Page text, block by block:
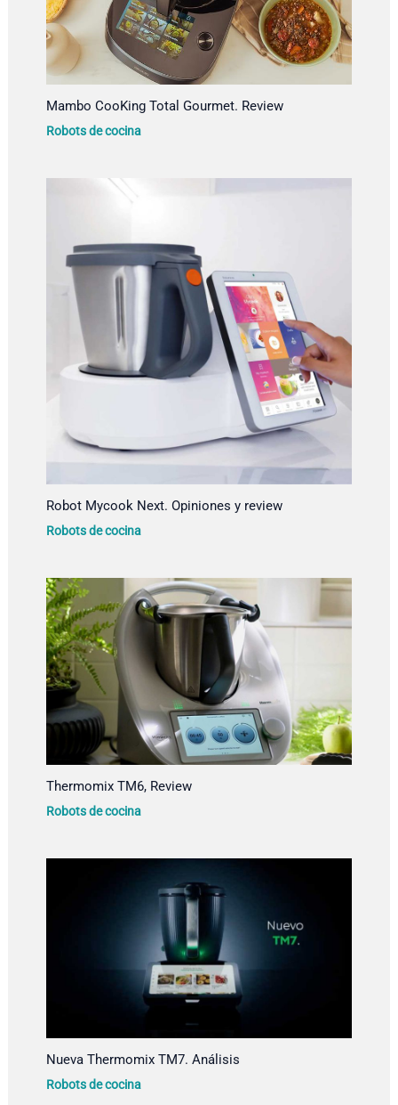
Mambo CooKing Total Gourmet. Review
Robots de cocina
Robot Mycook Next. Opiniones y review
Robots de cocina
Thermomix TM6, Review
Robots de cocina
Nueva Thermomix TM7. Análisis
Robots de cocina